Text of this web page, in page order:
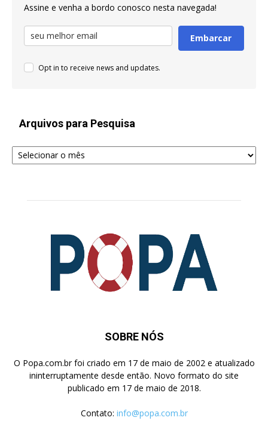
Assine e venha a bordo conosco nesta navegada!
Embarcar
Opt in to receive news and updates.
Arquivos para Pesquisa
Arquivos
para
SOBRE NÓS
O Popa.com.br foi criado em 17 de maio de 2002 e atualizado
ininterruptamente desde então. Novo formato do site
publicado em 17 de maio de 2018.
Contato: info@popa.com.br